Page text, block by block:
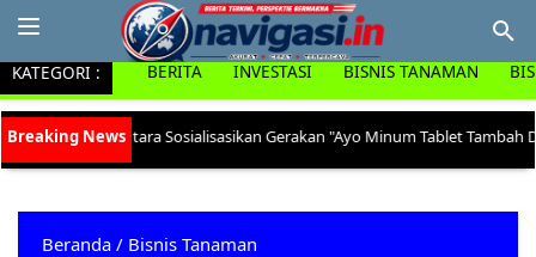
KATEGORI : BERITA INVESTASI BISNIS TANAMAN
Utara Sosialisasikan Gerakan "Ayo Minum Tablet Tambah Darah" di
Beranda / Bisnis Tanaman